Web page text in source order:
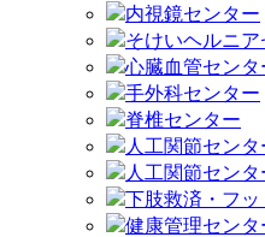
内視鏡センター
そけいヘルニア
心臓血管センタ
手外科センター
脊椎センター
人工関節センタ
人工関節センタ
下肢救済・フ
健康管理センタ